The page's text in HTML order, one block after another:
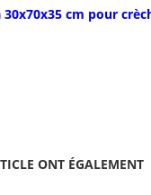
cm pour
ONT ÉGALEMENT